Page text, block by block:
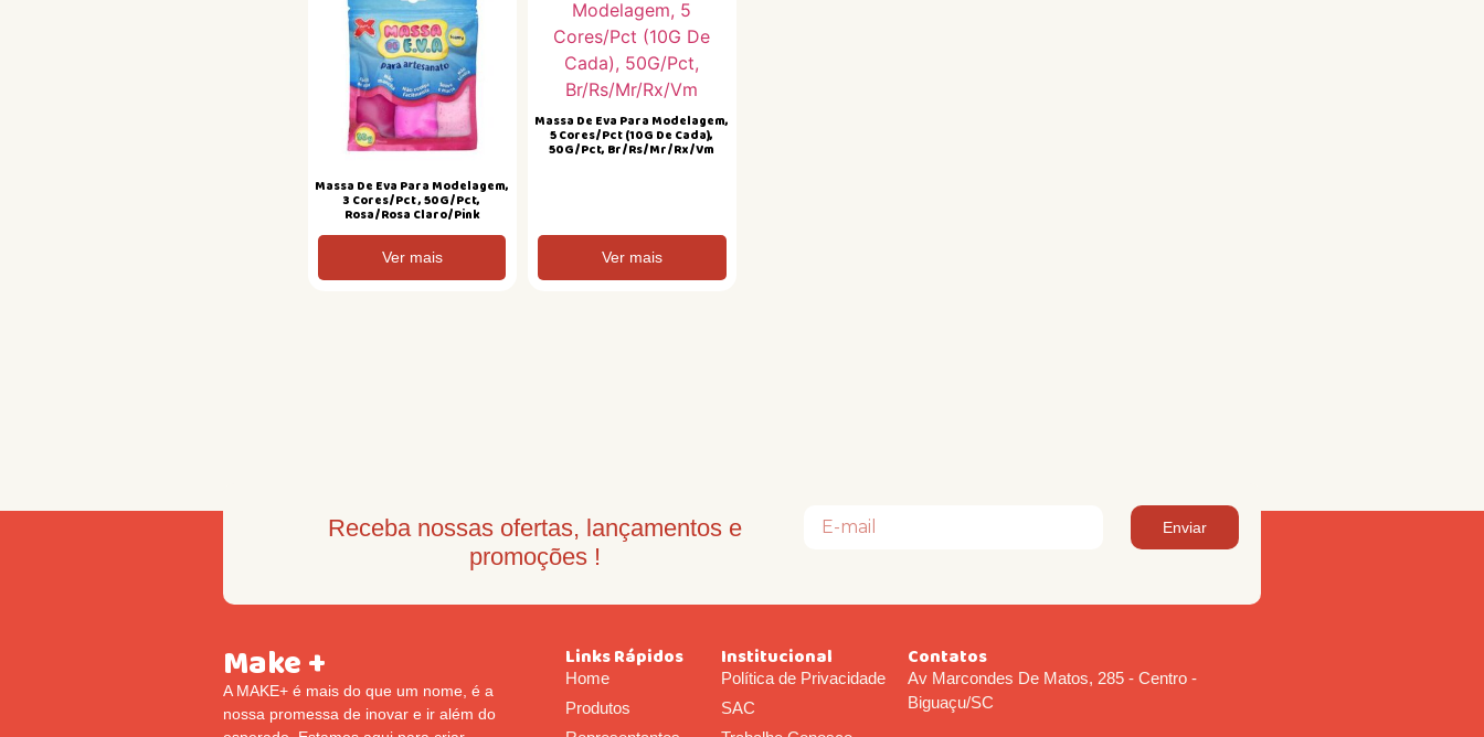
Massa De Eva Para Modelagem,
3 Cores/Pct , 50G/Pct,
Rosa/Rosa Claro/Pink
Ver mais
Massa De Eva Para Modelagem,
5 Cores/Pct (10G De Cada),
50G/Pct, Br/Rs/Mr/Rx/Vm
Ver mais
Receba nossas ofertas, lançamentos e
promoções !
Enviar
Make +
A MAKE+ é mais do que um nome, é a
nossa promessa de inovar e ir além do
Links Rápidos
Home
Produtos
Institucional
Política de Privacidade
SAC
Contatos
Av Marcondes De Matos, 285 - Centro -
Biguaçu/SC